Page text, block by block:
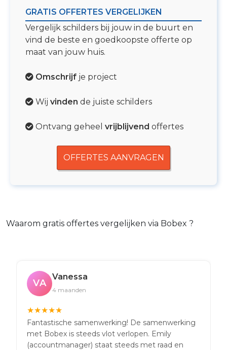
GRATIS OFFERTES VERGELIJKEN
Vergelijk schilders bij jouw in de buurt en
vind de beste en goedkoopste offerte op
maat van jouw huis.
Omschrijf je project
Wij vinden de juiste schilders
Ontvang geheel vrijblijvend offertes
OFFERTES AANVRAGEN
Waarom gratis offertes vergelijken via Bobex ?
VA
Vanessa
4 maanden
★★★★★
Fantastische samenwerking! De samenwerking
met Bobex is steeds vlot verlopen. Emily
(accountmanager) staat steeds met raad en